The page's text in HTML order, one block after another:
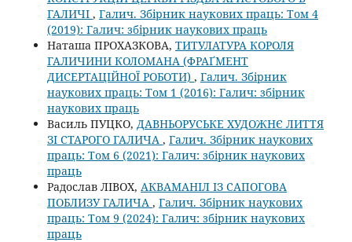
ГАЛИЧІ , Галич. Збірник наукових праць: Том 4
(2019): Галич: збірник наукових праць
Наташа ПРОХАЗКОВА, ТИТУЛАТУРА КОРОЛЯ
ГАЛИЧИНИ КОЛОМАНА (ФРАҐМЕНТ
ДИСЕРТАЦІЙНОЇ РОБОТИ) , Галич. Збірник
наукових праць: Том 1 (2016): Галич: збірник
наукових праць
Василь ПУЦКО, ДАВНЬОРУСЬКЕ ХУДОЖНЄ ЛИТТЯ
ЗІ СТАРОГО ГАЛИЧА , Галич. Збірник наукових
праць: Том 6 (2021): Галич: збірник наукових
праць
Радослав ЛІВОХ, АКВАМАНІЛ ІЗ САПОГОВА
ПОБЛИЗУ ГАЛИЧА , Галич. Збірник наукових
праць: Том 9 (2024): Галич: збірник наукових
праць